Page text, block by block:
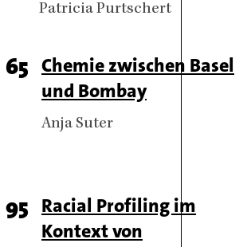
Patricia Purtschert
Page
number
65 Titel
Chemie zwischen Basel
und Bombay
Authors
Anja Suter
Page
number
95 Titel
Racial Profiling im
Kontext von